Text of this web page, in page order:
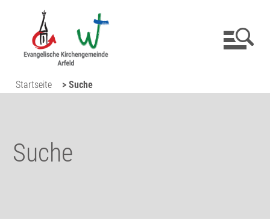
Startseite > Suche
Suche